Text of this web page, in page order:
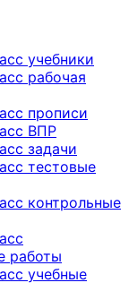
учебники
рабочая
прописи
ВПР
задачи
тестовые
контрольные
работы
учебные